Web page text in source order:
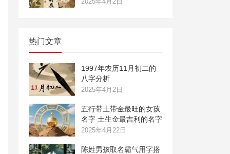
热门文章
1997年农历11月初二的
八字分析
2025年4月2日
五行带土带金最旺的女孩
名字 土生金最吉利的名字
2025年4月22日
陈姓男孩取名霸气用字搭